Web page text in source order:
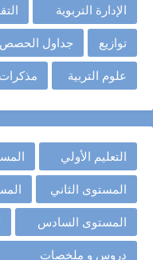
الإدارة التربوية
توازيع جداول الحصص
علوم التربية مذكرات
التعليم الأولي
المستوى الثاني
المستوى السادس
دروس و ملخصات